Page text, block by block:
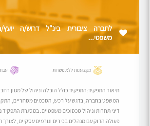
לחברה ציבורית בינ"ל דרוש/ה
משפטי...
מקצוענות ללא פשרות
תיאור התפקיד:התפקיד כולל הובלה וניהול של מגוון
המשפט בחברה, בדגש על רכש, הסכמים מסחריים,
דיני תחרות וניהול סכסוכים משפטיים. במסגרת התפקיד
פעולה הדוק עם מנהלים בכירים וגורמים עסקיים, לצורך